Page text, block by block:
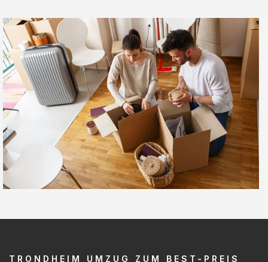
TRONDHEIM UMZUG ZUM BEST-PREIS